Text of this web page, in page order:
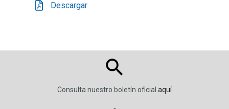
Descargar
Consulta nuestro boletín oficial aquí